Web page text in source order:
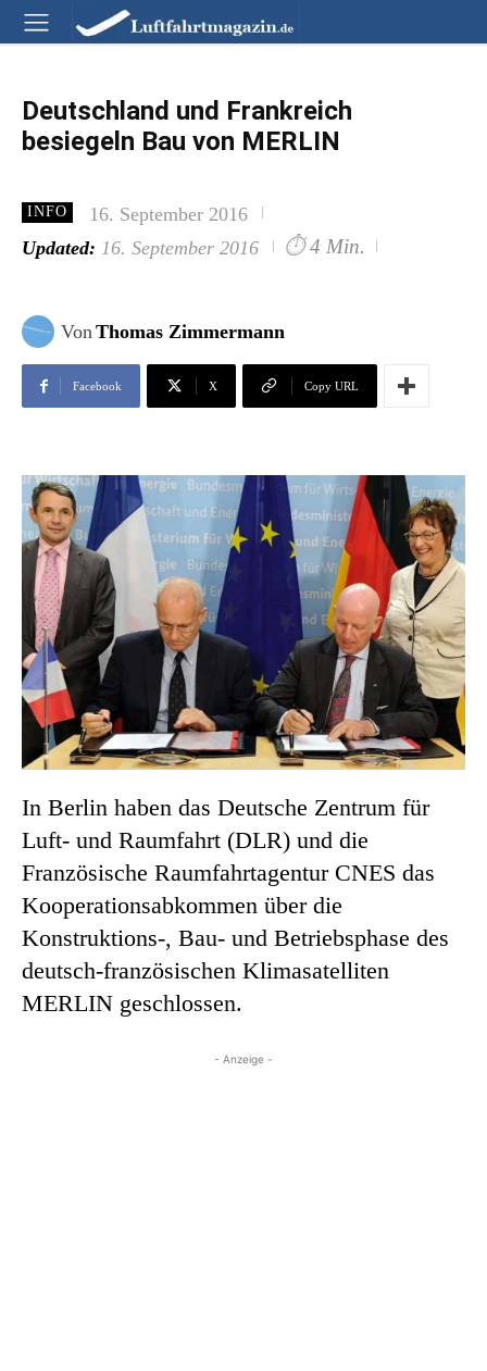
Deutschland und Frankreich
besiegeln Bau von MERLIN
INFO
16. September 2016
Updated: 16. September 2016 ⏱ 4 Min.
VonThomas Zimmermann
Facebook X Copy URL
In Berlin haben das Deutsche Zentrum für
Luft- und Raumfahrt (DLR) und die
Französische Raumfahrtagentur CNES das
Kooperationsabkommen über die
Konstruktions-, Bau- und Betriebsphase des
deutsch-französischen Klimasatelliten
MERLIN geschlossen.
- Anzeige -